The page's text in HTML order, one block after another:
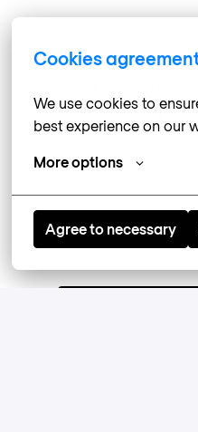
Cookies
We use cookies to
best experience on our
More options
Agree to necessary
Esperienza
Nozioni di
Conoscenza di
Azure/